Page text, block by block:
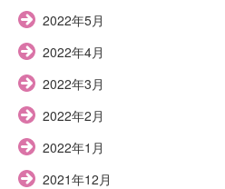
2022年5月
2022年4月
2022年3月
2022年2月
2022年1月
2021年12月